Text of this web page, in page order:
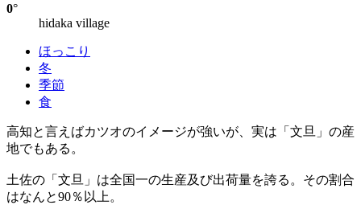
0°
hidaka village
ほっこり
冬
季節
食
高知と言えばカツオのイメージが強いが、実は「文旦」の産
地でもある。
土佐の「文旦」は全国一の生産及び出荷量を誇る。その割合
はなんと90％以上。